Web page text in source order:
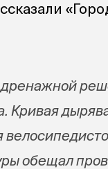
дренажной
Кривая
обещал